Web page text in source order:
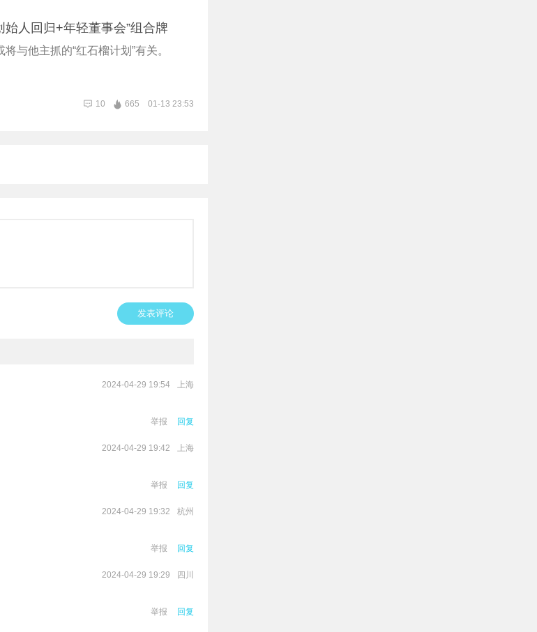
人回归+年轻董事会”组合牌
与他主抓的“红石榴计划”有关。
10 665 01-13 23:53
发表评论
2024-04-29 19:54 上海
举报 回复
2024-04-29 19:42 上海
举报 回复
2024-04-29 19:32 杭州
举报 回复
2024-04-29 19:29 四川
举报 回复